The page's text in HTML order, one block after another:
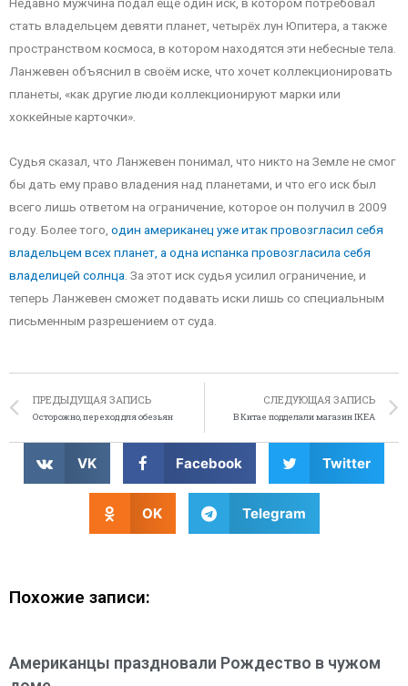
стать владельцем девяти планет, четырёх лун Юпитера, а также
пространством космоса, в котором находятся эти небесные тела.
Ланжевен объяснил в своём иске, что хочет коллекционировать
планеты, «как другие люди коллекционируют марки или
хоккейные карточки».
Судья сказал, что Ланжевен понимал, что никто на Земле не смог
бы дать ему право владения над планетами, и что его иск был
всего лишь ответом на ограничение, которое он получил в 2009
году. Более того, один американец уже итак провозгласил себя
владельцем всех планет, а одна испанка провозгласила себя
владелицей солнца . За этот иск судья усилил ограничение, и
теперь Ланжевен сможет подавать иски лишь со специальным
письменным разрешением от суда.
ПРЕДЫДУЩАЯ ЗАПИСЬ
Осторожно, переход для обезьян
СЛЕДУЮЩАЯ ЗАПИСЬ
В Китае подделали магазин IKEA
VK Facebook Twitter
OK Telegram
Похожие записи:
Американцы праздновали Рождество в чужом